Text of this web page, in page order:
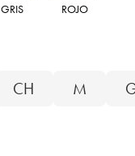
GRIS ROJO
CH M